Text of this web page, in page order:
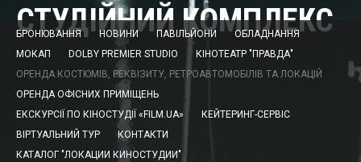
СТУДІЙНИЙ КОМПЛЕКС
БРОНЮВАННЯ НОВИНИ ПАВІЛЬЙОНИ
ОБЛАДНАННЯ
МОКАП
DOLBY PREMIER STUDIO
КІНОТЕАТР "ПРАВДА"
ОРЕНДА КОСТЮМІВ, РЕКВІЗИТУ, РЕТРОАВТОМОБІЛІВ ТА ЛОКАЦІЙ
ОРЕНДА ОФІСНИХ ПРИМІЩЕНЬ
ЕКСКУРСІЇ ПО КІНОСТУДІЇ «FILM.UA»
КЕЙТЕРИНГ-СЕРВІС
ВІРТУАЛЬНИЙ ТУР
КОНТАКТИ
КАТАЛОГ "ЛОКАЦИИ КИНОСТУДИИ"